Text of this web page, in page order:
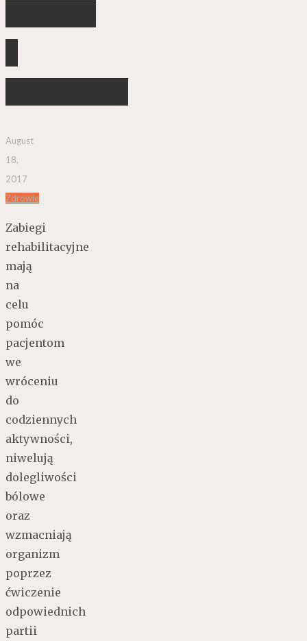
August
18,
2017
Zdrowie
Zabiegi
rehabilitacyjne
mają
na
celu
pomóc
pacjentom
we
wróceniu
do
codziennych
aktywności,
niwelują
dolegliwości
bólowe
oraz
wzmacniają
organizm
poprzez
ćwiczenie
odpowiednich
partii